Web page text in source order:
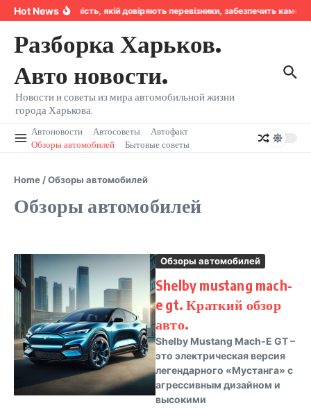
Перейти к содержанию
Hot NewsНадійність, якій довіряють перевізники, забезпечить
Разборка Харьков.
Авто новости.
Новости и советы из мира автомобильной жизни
города Харькова.
Автоновости Автосоветы
Автофакт
Обзоры автомобилей
Бытовые советы
Home /Обзоры автомобилей
Обзоры автомобилей
Обзоры автомобилей
Shelby mustang mach-
e gt. Краткий обзор
авто.
Shelby Mustang Mach-E GT –
это электрическая версия
легендарного «Мустанга» с
агрессивным дизайном и
высокими